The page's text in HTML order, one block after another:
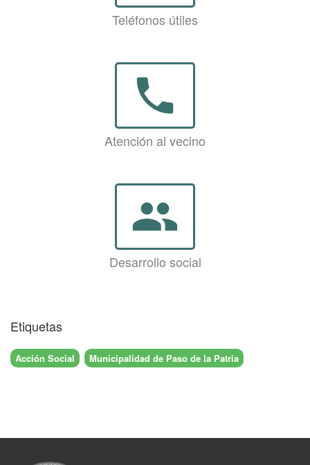
Teléfonos útiles
phone
Atención al vecino
group
Desarrollo social
Etiquetas
Acción Social Municipalidad de Paso de la Patria